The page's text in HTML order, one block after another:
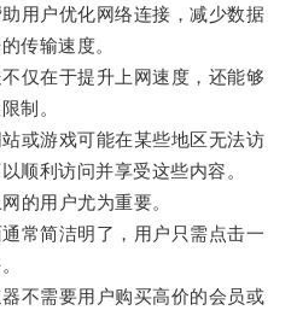
户优化网络连接，减少数据
传输速度。
在于提升上网速度，还能够
制。
游戏可能在某些地区无法访
顺利访问并享受这些内容。
用户尤为重要。
简洁明了，用户只需点击一
需要用户购买高价的会员或